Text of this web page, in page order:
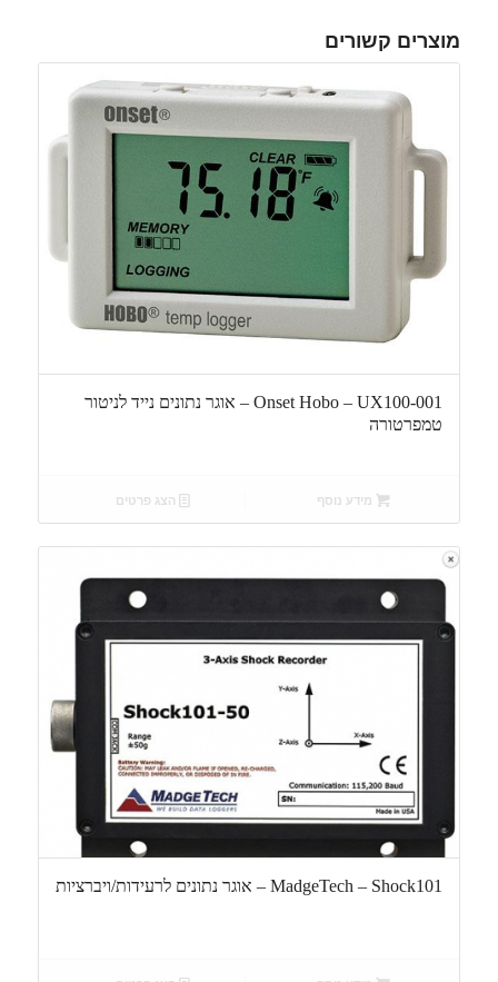
מוצרים קשורים
Onset Hobo – UX100-001 – אוגר נתונים נייד לניטור
טמפרטורה
מידע נוסף הצג פרטים
MadgeTech – Shock101 – אוגר נתונים לרעידות/ויברציות